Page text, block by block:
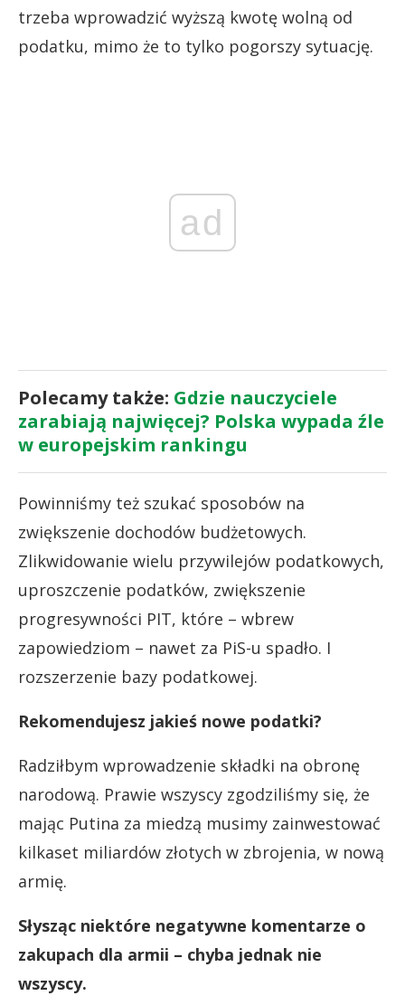
trzeba wprowadzić wyższą kwotę wolną od
podatku, mimo że to tylko pogorszy sytuację.
ad
Polecamy także: Gdzie nauczyciele
zarabiają najwięcej? Polska wypada źle
w europejskim rankingu
Powinniśmy też szukać sposobów na
zwiększenie dochodów budżetowych.
Zlikwidowanie wielu przywilejów podatkowych,
uproszczenie podatków, zwiększenie
progresywności PIT, które – wbrew
zapowiedziom – nawet za PiS-u spadło. I
rozszerzenie bazy podatkowej.
Rekomendujesz jakieś nowe podatki?
Radziłbym wprowadzenie składki na obronę
narodową. Prawie wszyscy zgodziliśmy się, że
mając Putina za miedzą musimy zainwestować
kilkaset miliardów złotych w zbrojenia, w nową
armię.
Słysząc niektóre negatywne komentarze o
zakupach dla armii – chyba jednak nie
wszyscy.